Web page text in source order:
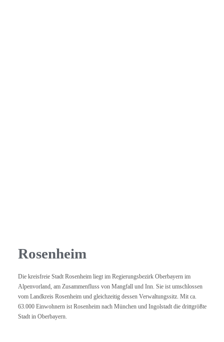
Rosenheim
Die kreisfreie Stadt Rosenheim liegt im Regierungsbezirk Oberbayern im
Alpenvorland, am Zusammenfluss von Mangfall und Inn. Sie ist umschlossen
vom Landkreis Rosenheim und gleichzeitig dessen Verwaltungssitz. Mit ca.
63.000 Einwohnern ist Rosenheim nach München und Ingolstadt die drittgrößte
Stadt in Oberbayern.